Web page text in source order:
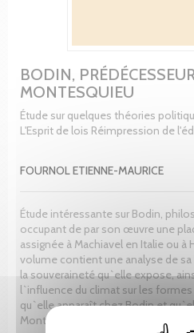
BODIN,
MONTESQUIEU
Étude sur quelques théories
L'Esprit de lois Réimpression de
FOURNOL ETIENNE-MAURICE
Étude intéressante sur Bodin,
occupant de par son œuvre une
assignée à Machiavel en Italie ou à
volume contient une analyse de
la souveraineté qu`elle expose,
l`influence du climat sur les
qu`elle apparaît chez Bodin et
Montesquieu, dans L`Esprit des lois.